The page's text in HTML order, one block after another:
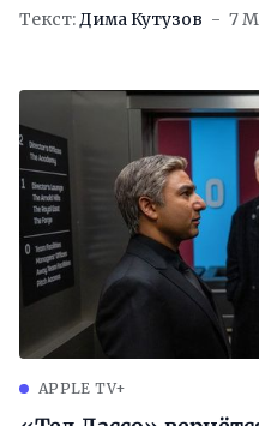
Текст:Дима Кутузов 7
APPLE TV+